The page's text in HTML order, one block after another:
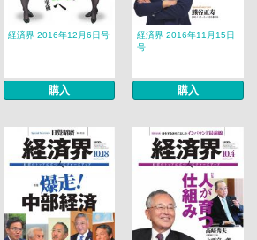
経済界 2016年12月6日号
購入
経済界 2016年11月15日
号
購入